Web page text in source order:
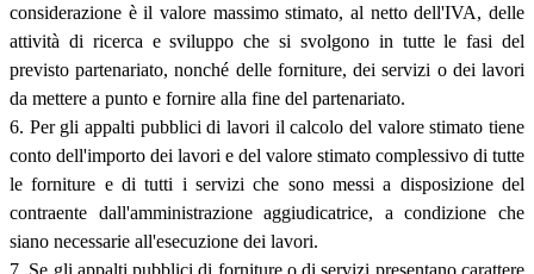
considerazione è il valore massimo stimato, al netto dell'IVA, delle
attività di ricerca e sviluppo che si svolgono in tutte le fasi del
previsto partenariato, nonché delle forniture, dei servizi o dei lavori
da mettere a punto e fornire alla fine del partenariato.
6. Per gli appalti pubblici di lavori il calcolo del valore stimato tiene
conto dell'importo dei lavori e del valore stimato complessivo di tutte
le forniture e di tutti i servizi che sono messi a disposizione del
contraente dall'amministrazione aggiudicatrice, a condizione che
siano necessarie all'esecuzione dei lavori.
7. Se gli appalti pubblici di forniture o di servizi presentano carattere